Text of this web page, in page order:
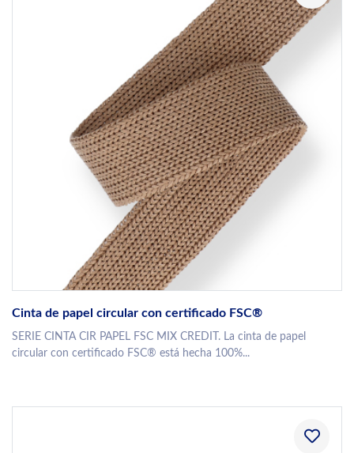
Cinta de papel circular con certificado FSC®
SERIE CINTA CIR PAPEL FSC MIX CREDIT. La cinta de papel
circular con certificado FSC® está hecha 100%...